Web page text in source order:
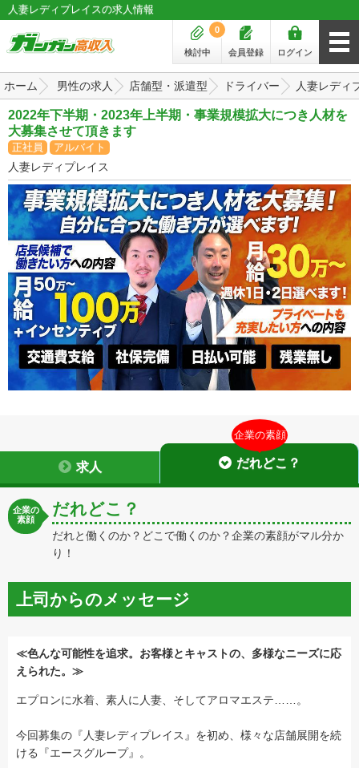
人妻レディプレイスの求人情報
ログイン
会員登録
検討中
0
ホーム 男性の求人 店舗型・派遣型 ドライバー 人妻レディ
2022年下半期・2023年上半期・事業規模拡大につき人材を
大募集させて頂きます
正社員 アルバイト
人妻レディプレイス
求人
企業の素顔
だれどこ？
企業の
素顔
だれどこ？
だれと働くのか？どこで働くのか？企業の素顔がマル分か
り！
上司からのメッセージ
≪色んな可能性を追求。お客様とキャストの、多様なニーズに応
えられた。≫
エプロンに水着、素人に人妻、そしてアロマエステ……。
今回募集の『人妻レディプレイス』を初め、様々な店舗展開を続
ける『エースグループ』。